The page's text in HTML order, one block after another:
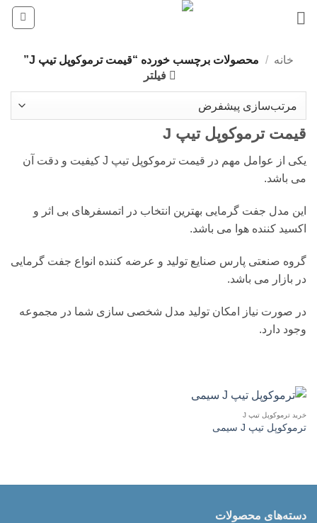
خانه / محصولات برچسب خورده “قیمت ترموکوپل تیپ J”
فیلتر
قیمت ترموکوپل تیپ J
یکی از عوامل مهم در قیمت ترموکوپل تیپ J کیفیت و دقت آن
می باشد.
این مدل جفت گرمایی بهترین انتخاب در اتمسفرهای بی اثر و
اکسید کننده هوا می باشد.
گروه صنعتی پارس صنایع تولید و عرضه کننده انواع جفت گرمایی
در بازار می باشد.
در صورت نیاز امکان تولید مدل شخصی سازی شما در مجموعه
وجود دارد.
خرید ترموکوپل تیپ J
ترموکوپل تیپ J سیمی
دسته‌های محصولات